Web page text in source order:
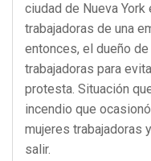
ciudad de Nueva
trabajadoras de una
entonces, el dueño
trabajadoras para
protesta. Situación
incendio que
mujeres trabajadoras
salir.